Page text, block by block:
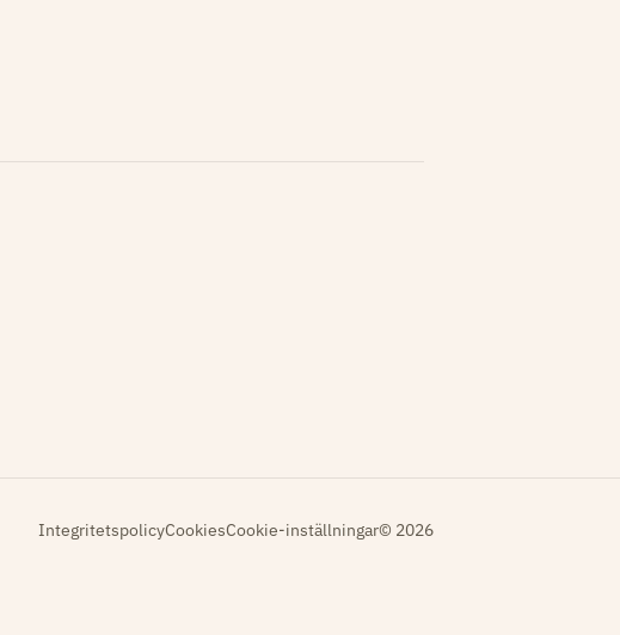
IntegritetspolicyCookiesCookie-inställningar© 2026